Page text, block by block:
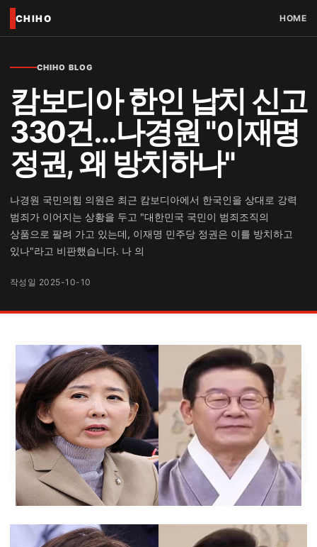
CHIHO HOME
CHIHO BLOG
캄보디아 한인 납치 신고
330건…나경원 "이재명
정권, 왜 방치하나"
나경원 국민의힘 의원은 최근 캄보디아에서 한국인을 상대로 강력
범죄가 이어지는 상황을 두고 "대한민국 국민이 범죄조직의
상품으로 팔려 가고 있는데, 이재명 민주당 정권은 이를 방치하고
있나"라고 비판했습니다. 나 의
작성일 2025-10-10